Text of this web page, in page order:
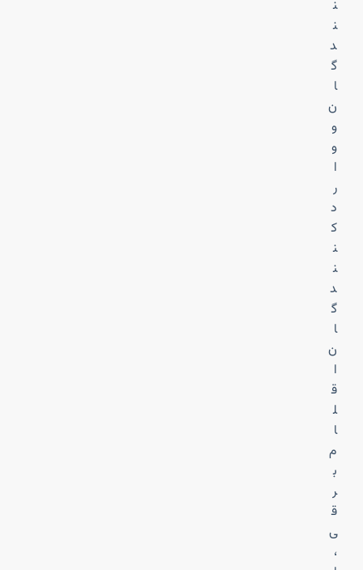
ن
ن
د
گ
ا
ن
و
و
ا
ر
د
ک
ن
ن
د
گ
ا
ن
ا
ق
ل
ا
م
ب
ر
ق
ی
،